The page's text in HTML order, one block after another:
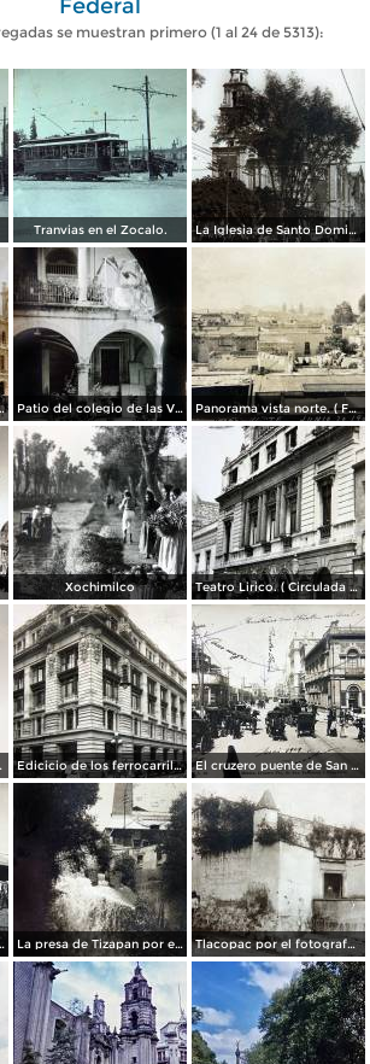
Federal
se muestran primero (1 al 24 de 5313):
Tranvias en el Zocalo. La Iglesia de Santo Domingo.
Hugo Brehme.. Patio del colegio de las Vizcainas por el fotografo Hugo Brehme. Panorama vista norte. ( Fechada el 20 de Junio de 1905 ).
Xochimilco Teatro Lirico. ( Circulada el 1 de Agosto de 1926 ).
de 1964 Edicicio de los ferrocarriles. El cruzero puente de San Francisco y Guardiola por el fotografo Felix Miret.
Felix Miret La presa de Tizapan por el fotografo Fernando Kososky. ( Circulada el 22 de Diembre de 1910 ). Tlacopac por el fotografo Hugo Brehme.